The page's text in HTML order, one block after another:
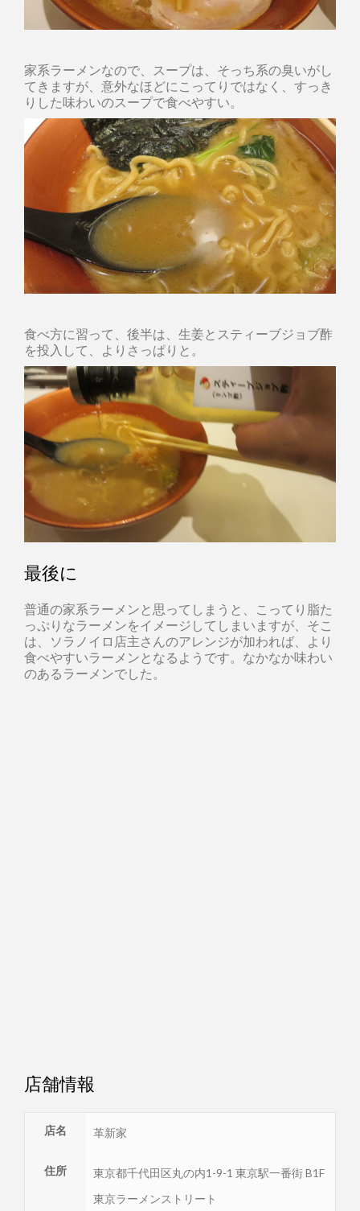
家系ラーメンなので、スープは、そっち系の臭いがし
てきますが、意外なほどにこってりではなく、すっき
りした味わいのスープで食べやすい。
食べ方に習って、後半は、生姜とスティーブジョブ酢
を投入して、よりさっぱりと。
最後に
普通の家系ラーメンと思ってしまうと、こってり脂た
っぷりなラーメンをイメージしてしまいますが、そこ
は、ソラノイロ店主さんのアレンジが加われば、より
食べやすいラーメンとなるようです。なかなか味わい
のあるラーメンでした。
店舗情報
店名 革新家
住所 東京都千代田区丸の内1-9-1 東京駅一番街 B1F
東京ラーメンストリート